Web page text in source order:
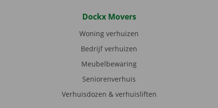
Dockx Movers
Woning verhuizen
Bedrijf verhuizen
Meubelbewaring
Seniorenverhuis
Verhuisdozen & verhuisliften